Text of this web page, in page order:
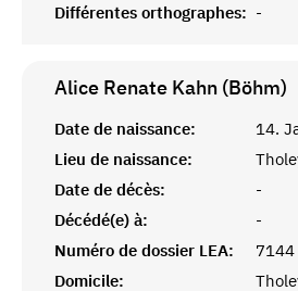
Différentes orthographes: -
Alice Renate Kahn (Böhm)
Date de naissance:
14.
Lieu de naissance:
Date de décès:
-
Décédé(e) à:
-
Numéro de dossier LEA:
7144
Domicile: